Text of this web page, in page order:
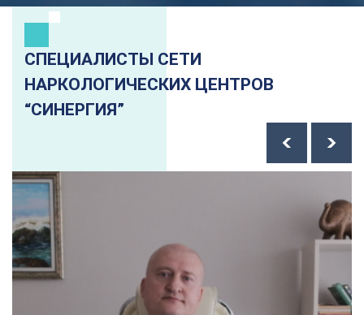
СПЕЦИАЛИСТЫ СЕТИ
НАРКОЛОГИЧЕСКИХ ЦЕНТРОВ
“СИНЕРГИЯ”